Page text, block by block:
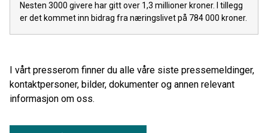
Nesten 3000 givere har gitt over 1,3 millioner kroner. I tillegg
er det kommet inn bidrag fra næringslivet på 784 000 kroner.
I vårt presserom finner du alle våre siste pressemeldinger,
kontaktpersoner, bilder, dokumenter og annen relevant
informasjon om oss.